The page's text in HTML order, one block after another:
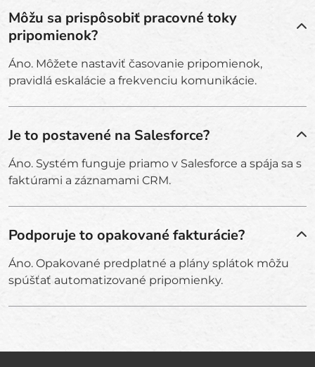
Môžu sa prispôsobiť pracovné toky
pripomienok?
Áno. Môžete nastaviť časovanie pripomienok,
pravidlá eskalácie a frekvenciu komunikácie.
Je to postavené na Salesforce?
Áno. Systém funguje priamo v Salesforce a spája sa s
faktúrami a záznamami CRM.
Podporuje to opakované fakturácie?
Áno. Opakované predplatné a plány splátok môžu
spúšťať automatizované pripomienky.